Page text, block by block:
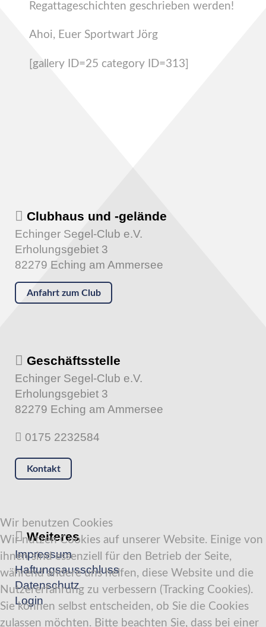
Regattageschichten geschrieben werden!
Ahoi, Euer Sportwart Jörg
[gallery ID=25 category ID=313]
Clubhaus und -gelände
Echinger Segel-Club e.V.
Erholungsgebiet 3
82279 Eching am Ammersee
Anfahrt zum Club
Geschäftsstelle
Echinger Segel-Club e.V.
Erholungsgebiet 3
82279 Eching am Ammersee
0175 2232584
Kontakt
Weiteres
Impressum
Haftungsausschluss
Datenschutz
Login
Wir benutzen Cookies
Wir nutzen Cookies auf unserer Website. Einige von
ihnen sind essenziell für den Betrieb der Seite,
während andere uns helfen, diese Website und die
Nutzererfahrung zu verbessern (Tracking Cookies).
Sie können selbst entscheiden, ob Sie die Cookies
zulassen möchten. Bitte beachten Sie, dass bei einer